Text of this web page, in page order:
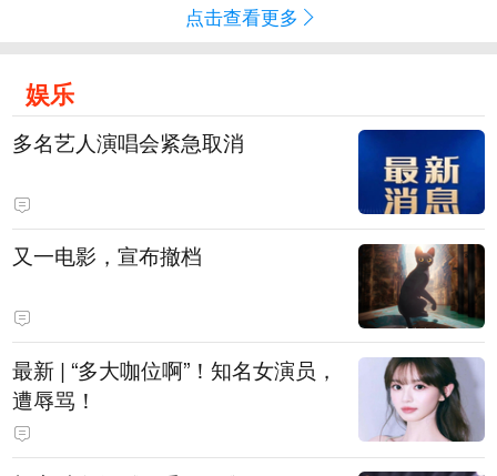
点击查看更多
娱乐
多名艺人演唱会紧急取消
又一电影，宣布撤档
最新 | “多大咖位啊”！知名女演员，
遭辱骂！